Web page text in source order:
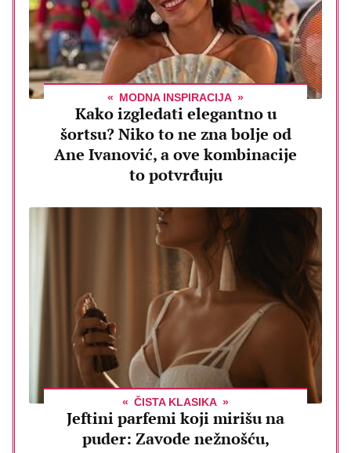
MODNA INSPIRACIJA
Kako izgledati elegantno u
šortsu? Niko to ne zna bolje od
Ane Ivanović, a ove kombinacije
to potvrđuju
ČISTA KLASIKA
Jeftini parfemi koji mirišu na
puder: Zavode nežnošću,